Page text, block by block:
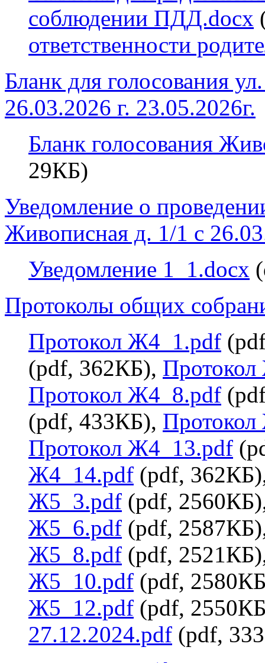
соблюдении ПДД.docx
ответственности
Бланк для голосования
26.03.2026 г. 23.05.2026г.
Бланк голосования
29КБ)
Уведомление о
Живописная д. 1/1 с
Уведомление 1_1.docx
Протоколы общих
Протокол Ж4_1.pdf
(pdf, 362КБ),
Протокол Ж4_8.pdf
(pdf, 433КБ),
Протокол Ж4_13.pdf
Ж4_14.pdf (pdf,
Ж5_3.pdf (pdf,
Ж5_6.pdf (pdf,
Ж5_8.pdf (pdf,
Ж5_10.pdf (pdf,
Ж5_12.pdf (pdf,
27.12.2024.pdf (pdf,